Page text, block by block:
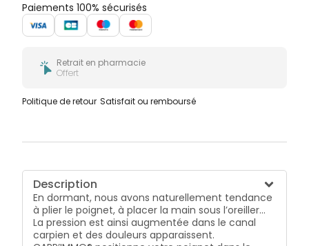
Paiements 100% sécurisés
Retrait en pharmacie
Offert
Politique de retour Satisfait ou remboursé
Description
En dormant, nous avons naturellement tendance
à plier le poignet, à placer la main sous l’oreiller...
La pression est ainsi augmentée dans le canal
carpien et des douleurs apparaissent.